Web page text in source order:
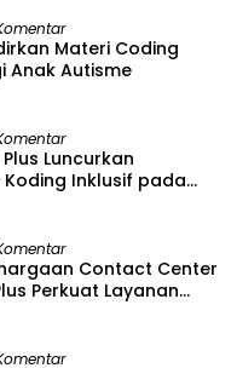
Materi Coding
Anak Autisme
Luncurkan
Inklusif pada
Contact Center
Perkuat Layanan